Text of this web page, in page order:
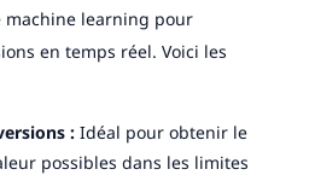
machine learning pour
en temps réel. Voici les
:Idéal pour obtenir le
possibles dans les limites